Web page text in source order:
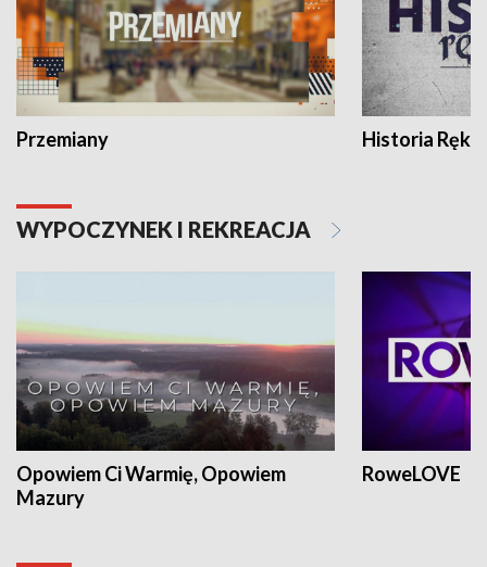
Przemiany Historia Ręką
WYPOCZYNEK I REKREACJA
Opowiem Ci Warmię, Opowiem
Mazury
RoweLOVE